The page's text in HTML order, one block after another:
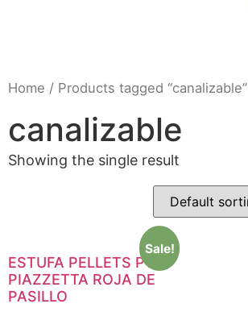
Home / Products tagged “canalizable”
canalizable
Showing the single result
Sale!
ESTUFA PELLETS P136
PIAZZETTA ROJA DE
PASILLO